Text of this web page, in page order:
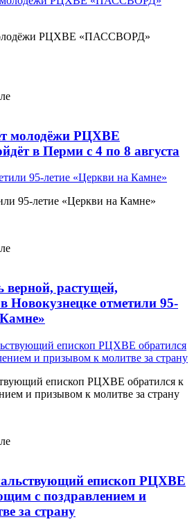
РЦХВЕ «ПАССВОРД»
молодёжи РЦХВЕ
в Перми с 4 по 8 августа
95-летие «Церкви на Камне»
верной, растущей,
Новокузнецке отметили 95-
епископ РЦХВЕ обратился к
и призывом к молитве за страну
епископ РЦХВЕ
с поздравлением и
за страну